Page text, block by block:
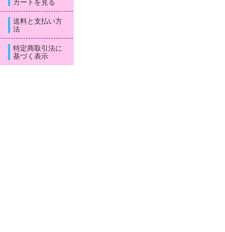
カートを見る
送料と支払い方
法
特定商取引法に
基づく表示